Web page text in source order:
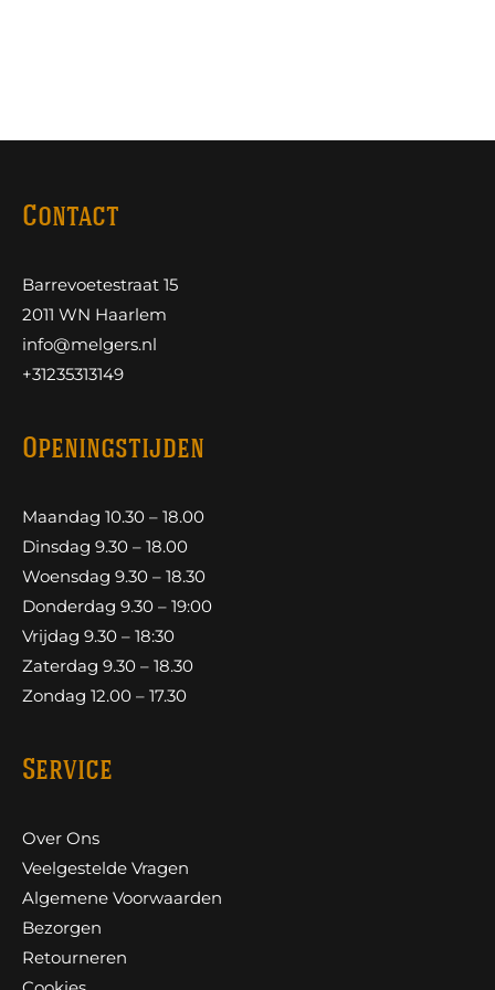
Contact
Barrevoetestraat 15
2011 WN Haarlem
info@melgers.nl
+31235313149
Openingstijden
Maandag 10.30 – 18.00
Dinsdag 9.30 – 18.00
Woensdag 9.30 – 18.30
Donderdag 9.30 – 19:00
Vrijdag 9.30 – 18:30
Zaterdag 9.30 – 18.30
Zondag 12.00 – 17.30
Service
Over Ons
Veelgestelde Vragen
Algemene Voorwaarden
Bezorgen
Retourneren